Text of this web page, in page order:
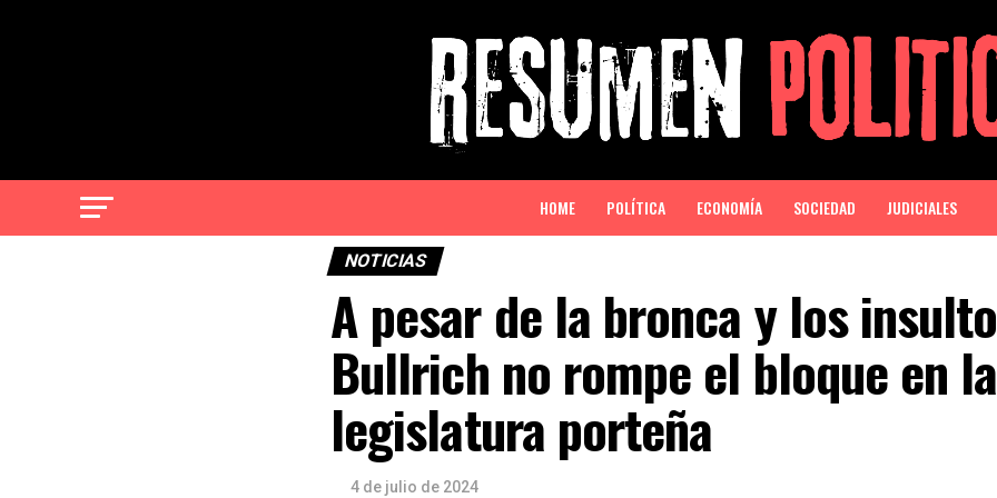
HOME POLÍTICA ECONOMÍA SOCIEDAD JUDICIALES
NOTICIAS
A pesar de la bronca y los
Bullrich no rompe el bloque en la
legislatura porteña
4 de julio de 2024